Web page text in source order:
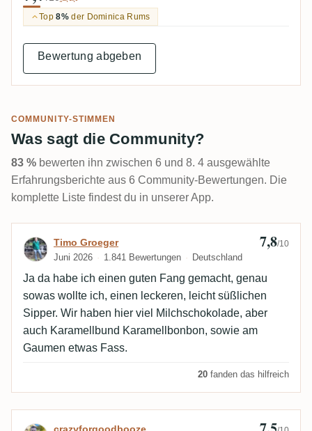
Top8%der Dominica Rums
Bewertung abgeben
COMMUNITY-STIMMEN
Was sagt die Community?
83 % bewerten ihn zwischen 6 und 8. 4 ausgewählte
Erfahrungsberichte aus 6 Community-Bewertungen. Die
komplette Liste findest du in unserer App.
Bewertung von Timo Groeger
Timo Groeger
Juni 2026 1.841 Bewertungen Deutschland
7,8/10
Ja da habe ich einen guten Fang gemacht, genau
sowas wollte ich, einen leckeren, leicht süßlichen
Sipper. Wir haben hier viel Milchschokolade, aber
auch Karamellbund Karamellbonbon, sowie am
Gaumen etwas Fass.
20 fanden das hilfreich